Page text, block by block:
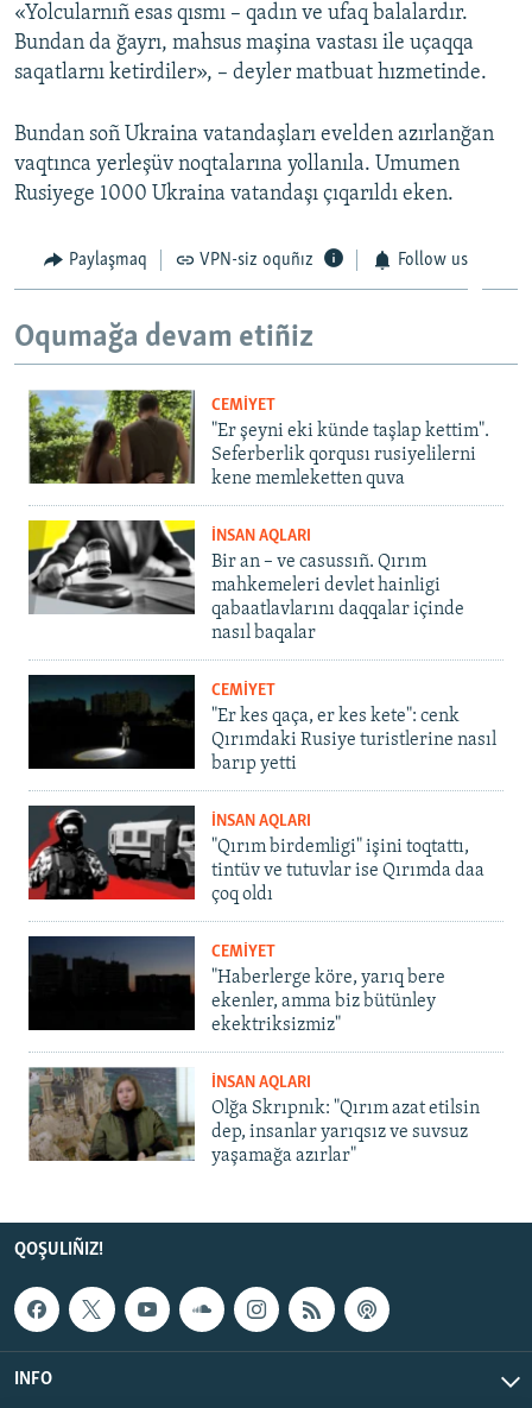
RFE/RS bütün saytları
«Yolcularnıñ esas qısmı – qadın ve ufaq balalardır.
Bundan da ğayrı, mahsus maşina vastası ile uçaqqa
saqatlarnı ketirdiler», – deyler matbuat hızmetinde.
Bundan soñ Ukraina vatandaşları evelden azırlanğan
vaqtınca yerleşüv noqtalarına yollanıla. Umumen
Rusiyege 1000 Ukraina vatandaşı çıqarıldı eken.
Paylaşmaq VPN-siz oquñız Follow us
Oqumağa devam etiñiz
CEMİYET
"Er şeyni eki künde taşlap kettim".
Seferberlik qorqusı rusiyelilerni
kene memleketten quva
İNSAN AQLARI
Bir an – ve casussıñ. Qırım
mahkemeleri devlet hainligi
qabaatlavlarını daqqalar içinde
nasıl baqalar
CEMİYET
"Er kes qaça, er kes kete": cenk
Qırımdaki Rusiye turistlerine nasıl
barıp yetti
İNSAN AQLARI
"Qırım birdemligi" işini toqtattı,
tintüv ve tutuvlar ise Qırımda daa
çoq oldı
CEMİYET
"Haberlerge köre, yarıq bere
ekenler, amma biz bütünley
ekektriksizmiz"
İNSAN AQLARI
Olğa Skrıpnık: "Qırım azat etilsin
dep, insanlar yarıqsız ve suvsuz
yaşamağa azırlar"
QOŞULIÑIZ!
INFO